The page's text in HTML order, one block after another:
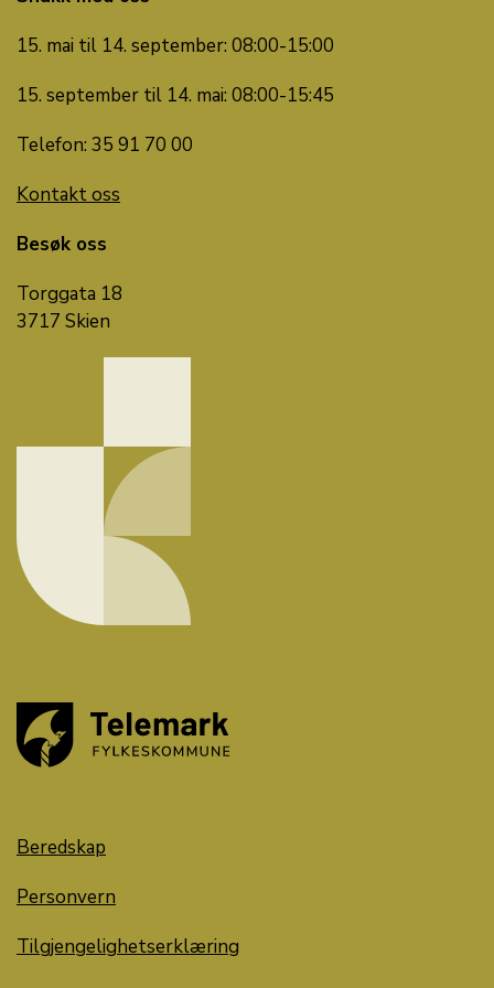
15. mai til 14. september: 08:00-15:00
15. september til 14. mai: 08:00-15:45
Telefon: 35 91 70 00
Kontakt oss
Besøk oss
Torggata 18
3717 Skien
Beredskap
Personvern
Tilgjengelighetserklæring